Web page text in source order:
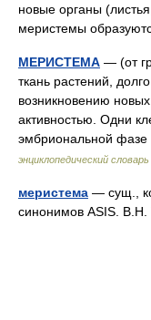
новые органы
меристемы
МЕРИСТЕМА — (от
ткань растений,
возникновению
активностью. Одни
эмбриональной
энциклопедический словарь
меристема — сущ.,
синонимов ASIS.